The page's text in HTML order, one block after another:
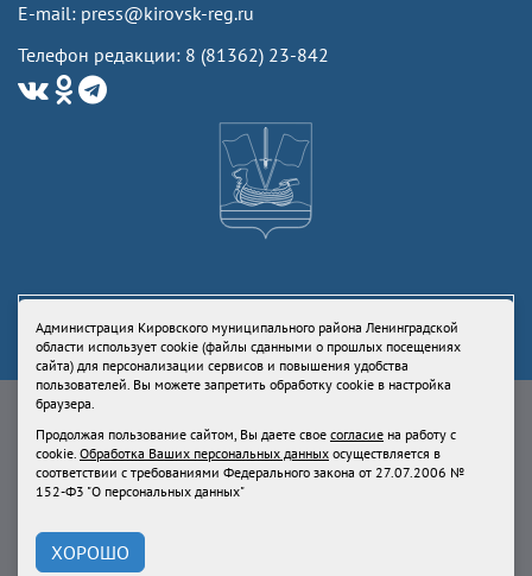
E-mail: press@kirovsk-reg.ru
Телефон редакции: 8 (81362) 23-842
Свидетельство Роскомнадзора ЭЛ № ФС77-73336 от 24 июля 2018
Ленинградской области
Продолжая пользование сайтом, Вы даете своесогласиена работу с
cookie.Обработка Ваших персональных данных
При использовании материалов сайта, ссылка на
Администрация Кировского муниципального района Ленинградской
области использует cookie (файлы сданными о прошлых посещениях
сайта) для персонализации сервисов и повышения удобства
пользователей. Вы можете запретить обработку cookie в настройка
браузера.
Продолжая пользование сайтом, Вы даете свое согласие на работу с
cookie. Обработка Ваших персональных данных осуществляется в
соответствии с требованиями Федерального закона от 27.07.2006 №
152-Ф3 "О персональных данных"
ХОРОШО